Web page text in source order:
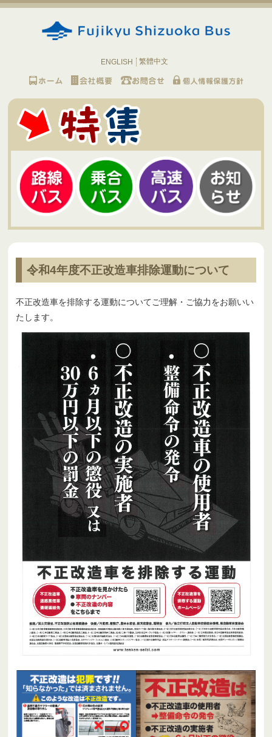
ENGLISH 繁體中文
令和4年度不正改造車排除運動について
不正改造車を排除する運動についてご理解・ご協力をお願いい
たします。